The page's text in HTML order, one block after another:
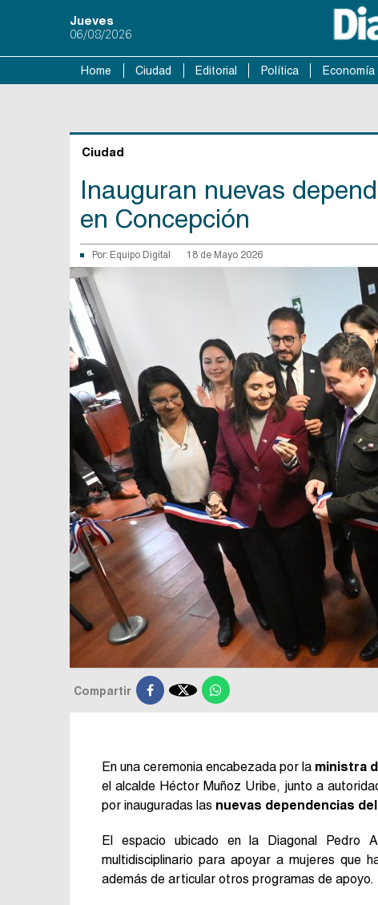
Jueves
06/08/2026
Home Ciudad Editorial Política Economía
Ciudad
Inauguran nuevas
en Concepción
Por: Equipo Digital 18 de Mayo 2026
Compartir 
En una ceremonia encabezada por la ministra
el alcalde Héctor Muñoz Uribe, junto a
por inauguradas las nuevas dependencias
El espacio ubicado en la Diagonal Pedro
multidisciplinario para apoyar a mujeres que
además de articular otros programas de apoyo.